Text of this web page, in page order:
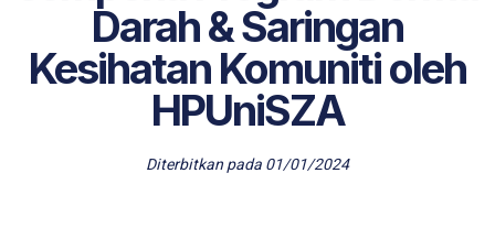
Darah & Saringan
Kesihatan Komuniti oleh
HPUniSZA
Diterbitkan pada01/01/2024